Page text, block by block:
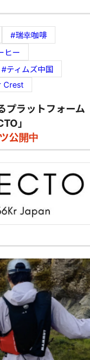
#瑞幸咖啡
ヒー
#ティムズ中国
Crest
プラットフォーム
」
公開中